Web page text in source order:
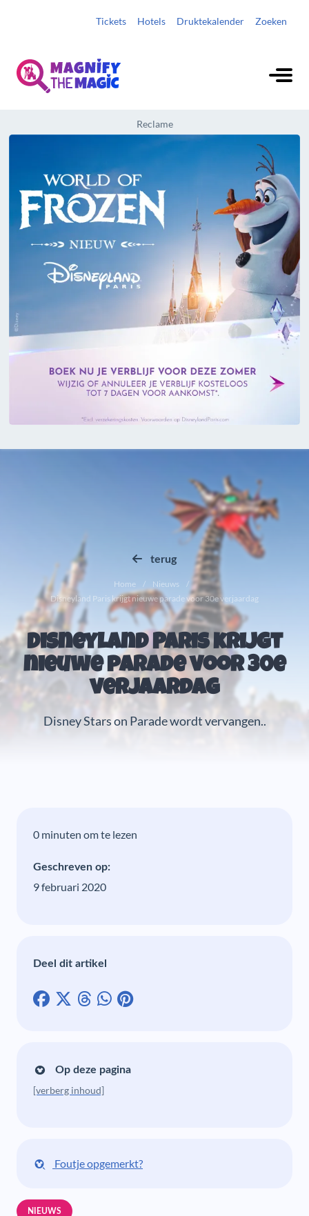
Tickets Hotels Druktekalender Zoeken
Reclame
terug
Home
Nieuws
Disneyland Paris krijgt nieuwe parade voor 30e verjaardag
Disneyland Paris krijgt
nieuwe parade voor 30e
verjaardag
Disney Stars on Parade wordt vervangen..
0 minuten om te lezen
Geschreven op:
9 februari 2020
Deel dit artikel
Op deze pagina
[verberg inhoud]
Foutje opgemerkt?
NIEUWS